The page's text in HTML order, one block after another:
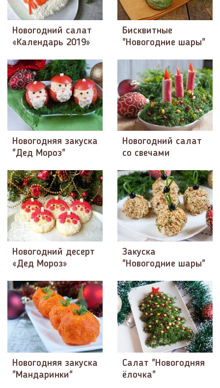
Новогодний салат
«Календарь 2019»
Бисквитные
"Новогодние шары"
Новогодняя закуска
"Дед Мороз"
Новогодний салат
со свечами
Новогодний десерт
«Дед Мороз»
Закуска
"Новогодние шары"
Новогодняя закуска
"Мандаринки"
Салат "Новогодняя
ёлочка"